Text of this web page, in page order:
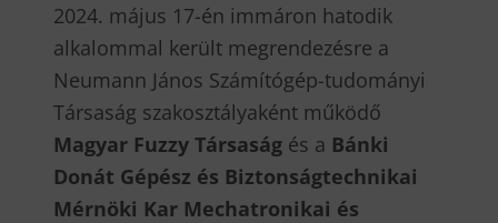
2024. május 17-én immáron hatodik
alkalommal került megrendezésre a
Neumann János Számítógép-tudományi
Társaság szakosztályaként működő
Magyar Fuzzy Társaság és a Bánki
Donát Gépész és Biztonságtechnikai
Mérnöki Kar Mechatronikai és